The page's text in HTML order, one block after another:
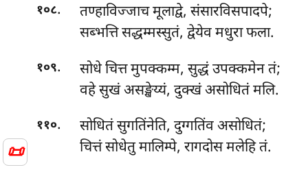
📜
१०८. तण्हाविज्जाचमूलाद्वे, संसारविसपादपे;
सब्भत्ति सद्धम्मस्सुतं, द्वेयेव मधुरा फला.
१०९.
सोधे चित्त मुपक्कम्म, सुद्धं उपक्कमेन तं;
वहे सुखं असङ्खेय्यं, दुक्खं असोधितं मलि.
११०. सोधितंसुगतिंनेति, दुग्गतिंव असोधितं;
चित्तं सोधेतु मालिम्पे, रागदोस मलेहि तं.